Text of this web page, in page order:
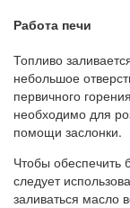
Работа печи
Топливо
небольшое
первичного
необходимо для
помощи заслонки.
Чтобы обеспечить
следует
заливаться масло